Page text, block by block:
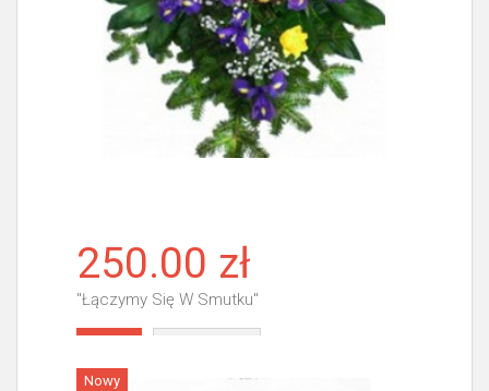
250.00 zł
"Łączymy Się W Smutku"
Nowy